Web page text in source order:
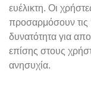
ευέλικτη. Οι
προσαρμόσουν τις
δυνατότητα για
επίσης στους
ανησυχία.